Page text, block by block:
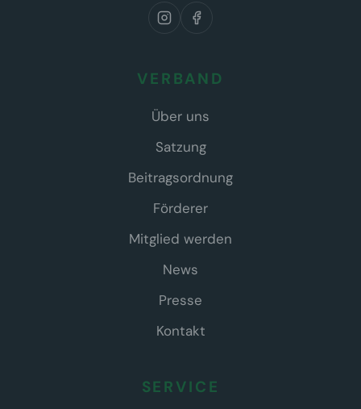
VERBAND
Über uns
Satzung
Beitragsordnung
Förderer
Mitglied werden
News
Presse
Kontakt
SERVICE